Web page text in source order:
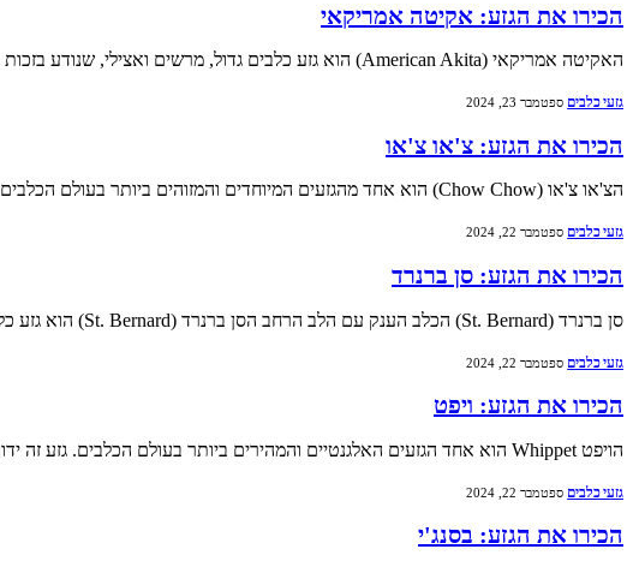
הכירו את הגזע: אקיטה אמריקאי
האקיטה אמריקאי (American Akita) הוא גזע כלבים גדול, מרשים ואצילי, שנודע בזכות נאמנותו העמוקה לבני משפחתו ואופיו העצמאי. האקיטה האמריקאי הוא כלב עוצמתי וגאה, עם מראה…
גזעי כלבים ספטמבר 23, 2024
הכירו את הגזע: צ'או צ'או
הצ'או צ'או (Chow Chow) הוא אחד מהגזעים המיוחדים והמזוהים ביותר בעולם הכלבים, בעיקר בזכות מראהו הייחודי הכולל פרווה צפופה ודמוית רעמה, לשון כחולה-שחורה, ואופי עצמאי הדומה…
גזעי כלבים ספטמבר 22, 2024
הכירו את הגזע: סן ברנרד
סן ברנרד (St. Bernard) הכלב הענק עם הלב הרחב הסן ברנרד (St. Bernard) הוא גזע כלבים גדול ומרשים, שנודע בזכות גודלו הענק, אופיו הנעים, וההיסטוריה העשירה…
גזעי כלבים ספטמבר 22, 2024
הכירו את הגזע: ויפט
הויפט Whippet הוא אחד הגזעים האלגנטיים והמהירים ביותר בעולם הכלבים. גזע זה ידוע בזכות יכולת הריצה המדהימה שלו, יחד עם אופי עדין, רגוע ונאמן. הוויפט משלב…
גזעי כלבים ספטמבר 22, 2024
הכירו את הגזע: בסנג'י